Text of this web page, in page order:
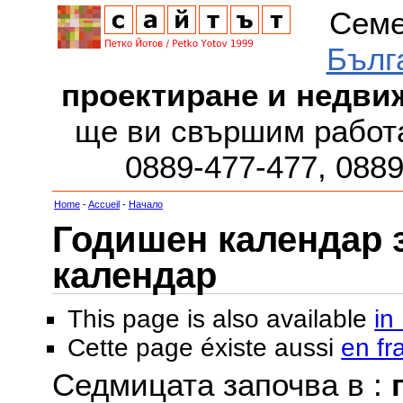
проектиране и
ще ви свършим
0889-477-477,
Home -Accueil - Начало
Годишен календар
календар
This page is also available in
Cette page éxiste aussi en
Седмицата започва в :